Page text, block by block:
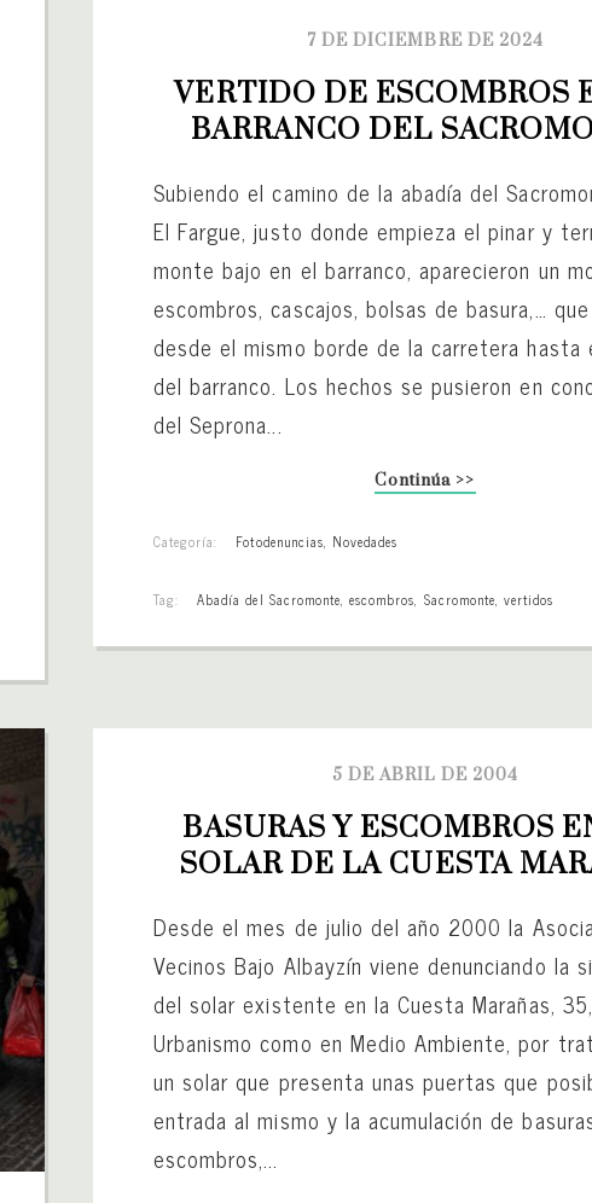
7 DE DICIEMBRE DE 2024
VERTIDO DE ESCOMBROS
BARRANCO DEL
Subiendo el camino de la abadía del
El Fargue, justo donde empieza el pinar y
monte bajo en el barranco, aparecieron un
escombros, cascajos, bolsas de basura,…
desde el mismo borde de la carretera hasta
del barranco. Los hechos se pusieron en
del Seprona...
Continúa >>
Categoría: Fotodenuncias, Novedades
Tag: Abadía del Sacromonte,escombros, Sacromonte,vertidos
5 DE ABRIL DE 2004
BASURAS Y ESCOMBROS
SOLAR DE LA CUESTA
Desde el mes de julio del año 2000 la
Vecinos Bajo Albayzín viene denunciando la
del solar existente en la Cuesta Marañas,
Urbanismo como en Medio Ambiente, por
un solar que presenta unas puertas que
entrada al mismo y la acumulación de
escombros,...